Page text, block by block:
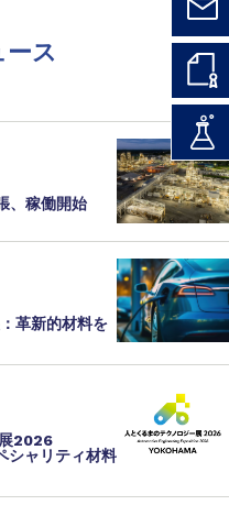
ス
、稼働開始
革新的材料を
2026
シャリティ材料